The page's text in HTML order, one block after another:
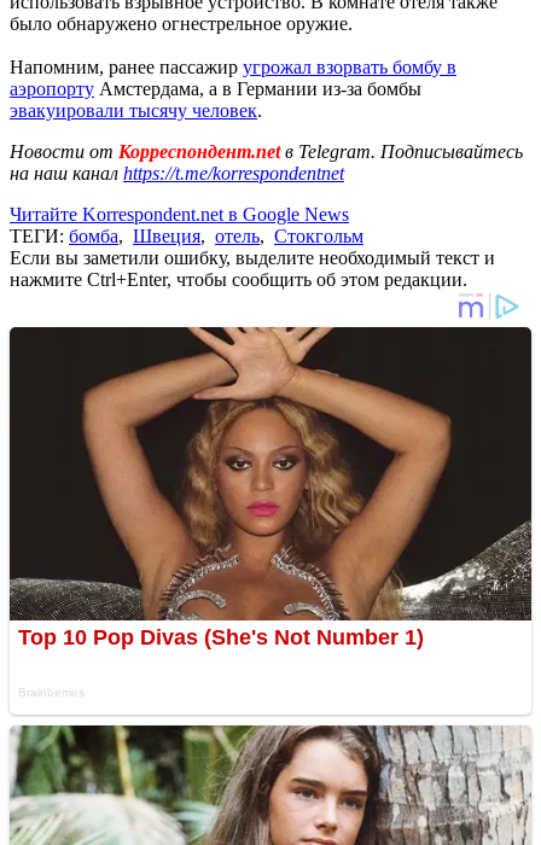
было обнаружено огнестрельное оружие.
Напомним, ранее пассажир угрожал взорвать бомбу в
аэропорту Амстердама, а в Германии из-за бомбы
эвакуировали тысячу человек.
Новости от Корреспондент.netв Telegram. Подписывайтесь
на наш канал https://t.me/korrespondentnet
Читайте Korrespondent.net в Google News
ТЕГИ: бомба, Швеция, отель, Стокгольм
Если вы заметили ошибку, выделите необходимый текст и
нажмите Ctrl+Enter, чтобы сообщить об этом редакции.